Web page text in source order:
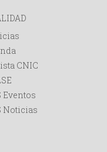
CNIC
Eventos
Noticias